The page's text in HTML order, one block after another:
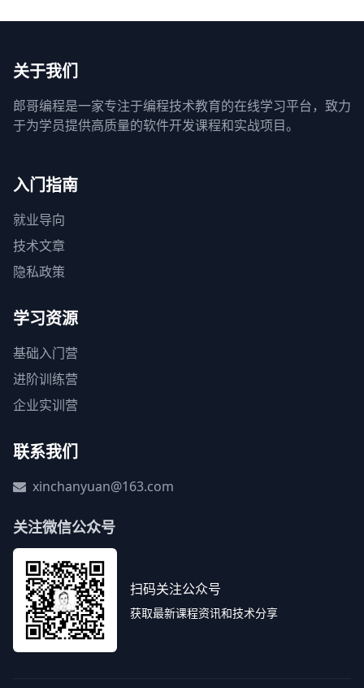
关于我们
郎哥编程是一家专注于编程技术教育的在线学习平台，致力
于为学员提供高质量的软件开发课程和实战项目。
入门指南
就业导向
技术文章
隐私政策
学习资源
基础入门营
进阶训练营
企业实训营
联系我们
xinchanyuan@163.com
关注微信公众号
扫码关注公众号
获取最新课程资讯和技术分享